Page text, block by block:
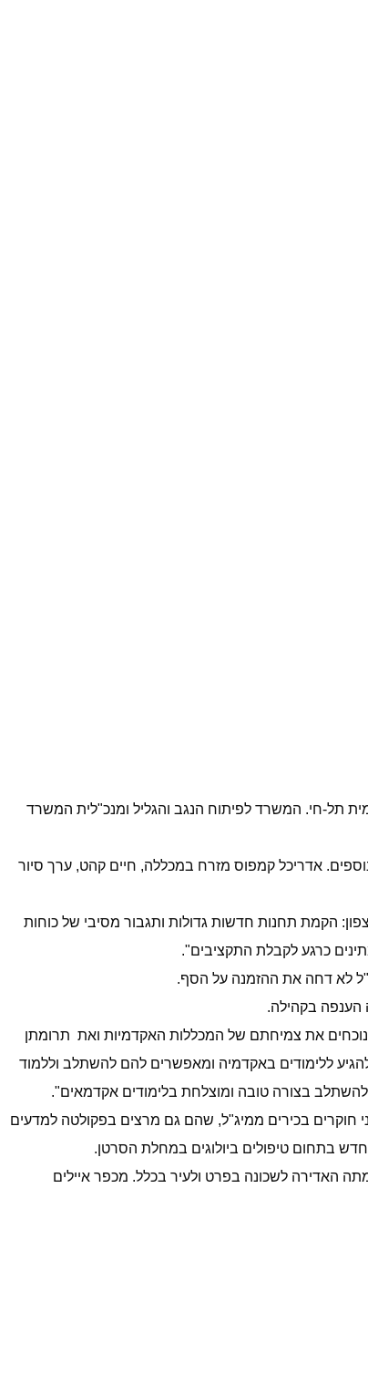
תל-חי. המשרד לפיתוח הנגב והגליל ומנכ"לית המשרד
אדריכל קמפוס מזרח במכללה, חיים קהט, ערך סיור
הקמת תחנות חדשות גדולות ותגבור מסיבי של כוחות
כרגע לקבלת התקציבים".
לא דחה את ההזמנה על הסף.
הענפה בקהילה.
את צמיחתם של המכללות האקדמיות ואת תרומתן
ללימודים באקדמיה ומאפשרים להם להשתלב וללמוד
חוקרים בכירים ממיג"ל, שהם גם מרצים בפקולטה למדעים
בתחום טיפולים ביולוגים במחלת הסרטן.
האדירה לשכונה בפרט ולעיר בכלל. מכפר איילים